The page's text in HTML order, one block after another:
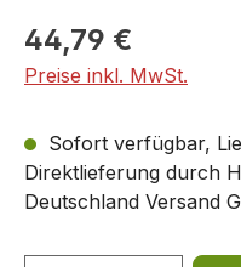
44,79 €
Preise inkl. MwSt.
Sofort verfügbar,
Direktlieferung durch
Deutschland Versand